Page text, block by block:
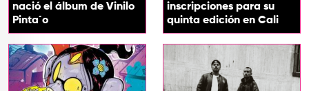
nació el álbum de Vinilo
Pinta´o
inscripciones para su
quinta edición en Cali